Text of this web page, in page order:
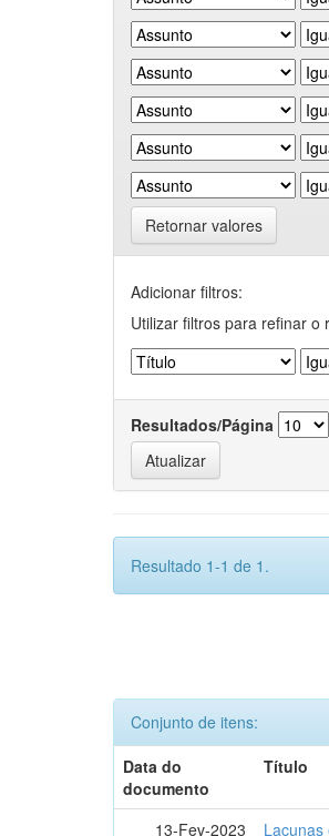
Retornar valores
Adicionar filtros:
Utilizar filtros para refinar o
Resultados/Página
Resultado 1-1 de 1.
Conjunto de itens:
Data do
documento
Título
13-Fev-2023